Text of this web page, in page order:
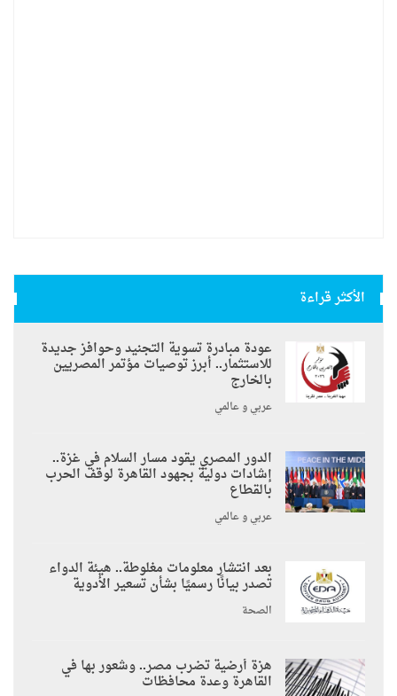
الأكثر قراءة
عودة مبادرة تسوية التجنيد وحوافز جديدة
للاستثمار.. أبرز توصيات مؤتمر المصريين
بالخارج
عربي و عالمي
الدور المصري يقود مسار السلام في غزة..
إشادات دولية بجهود القاهرة لوقف الحرب
بالقطاع
عربي و عالمي
بعد انتشار معلومات مغلوطة.. هيئة الدواء
تصدر بيانًا رسميًا بشأن تسعير الأدوية
الصحة
هزة أرضية تضرب مصر.. وشعور بها في
القاهرة وعدة محافظات